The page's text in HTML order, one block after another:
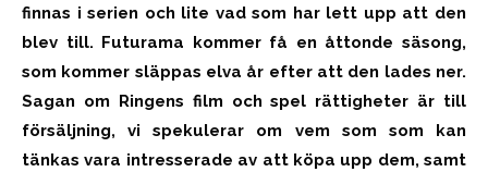
finnas i serien och lite vad som har lett upp att den
blev till. Futurama kommer få en åttonde säsong,
som kommer släppas elva år efter att den lades ner.
Sagan om Ringens film och spel rättigheter är till
försäljning, vi spekulerar om vem som som kan
tänkas vara intresserade av att köpa upp dem, samt